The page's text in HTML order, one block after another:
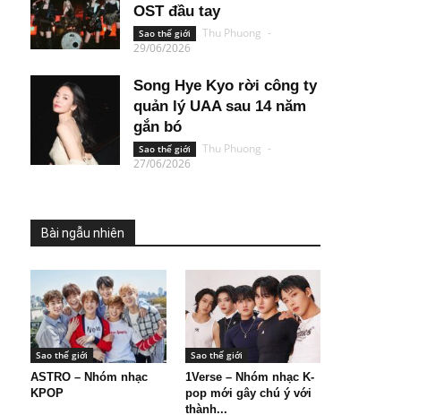
OST đầu tay
Sao thế giới Thu Phuong -
29/06/2026
Song Hye Kyo rời công ty
quản lý UAA sau 14 năm
gắn bó
Sao thế giới Thu Phuong -
27/06/2026
Bài ngẫu nhiên
Sao thế giới
ASTRO – Nhóm nhạc
KPOP
Sao thế giới
1Verse – Nhóm nhạc K-
pop mới gây chú ý với
thành...